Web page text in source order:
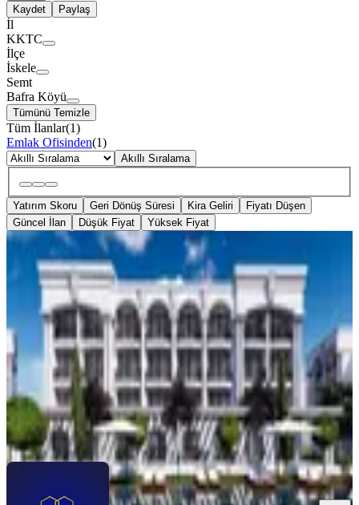
Kaydet
Paylaş
İl
KKTC
İlçe
İskele
Semt
Bafra Köyü
Tümünü Temizle
Tüm İlanlar(1)
Emlak Ofisinden(1)
Akıllı Sıralama
Yatırım Skoru Geri Dönüş Süresi Kira Geliri
Fiyatı Düşen
Güncel İlan
Düşük Fiyat Yüksek Fiyat
SIFIR BİNA
Kuzey Kıbrıs Hera Luxury Resorts
İskele, Bafra Köyü
Stüdyo·40 m² ·Bahçe katı·04.04.2024
165.000 £
Telören GayrimenkulTuğçe Telören
Ara